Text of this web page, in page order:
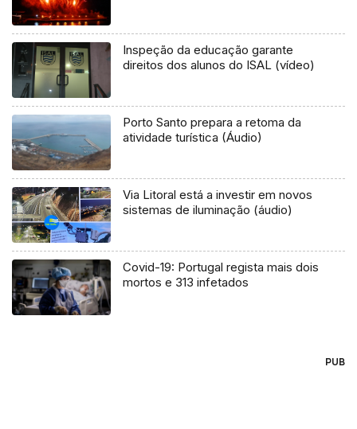
Inspeção da educação garante
direitos dos alunos do ISAL (vídeo)
Porto Santo prepara a retoma da
atividade turística (Áudio)
Via Litoral está a investir em novos
sistemas de iluminação (áudio)
Covid-19: Portugal regista mais dois
mortos e 313 infetados
PUB